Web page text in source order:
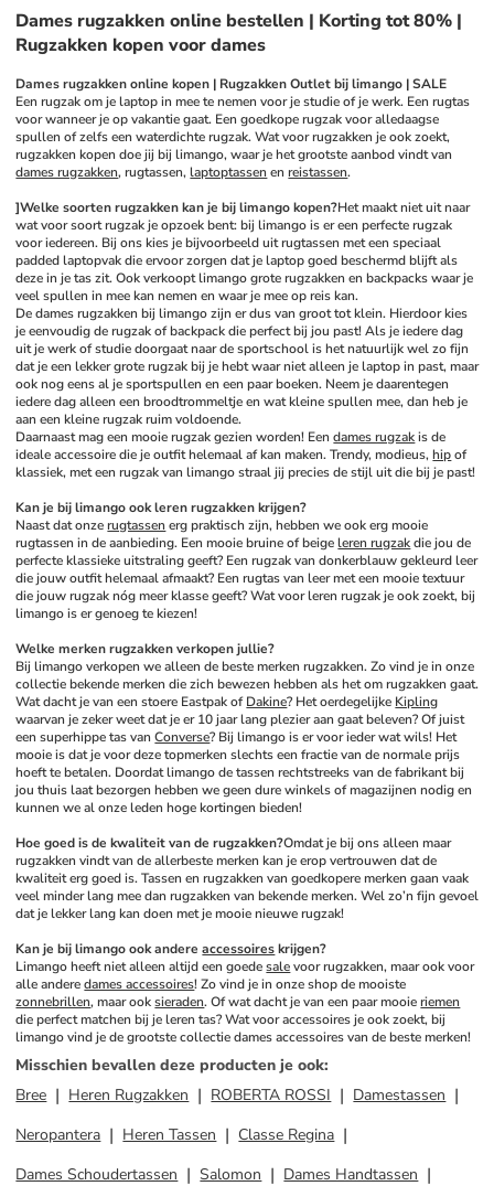
Dames rugzakken online bestellen | Korting tot 80% |
Rugzakken kopen voor dames
Dames rugzakken online kopen | Rugzakken Outlet bij limango | SALE
Een rugzak om je laptop in mee te nemen voor je studie of je werk. Een rugtas
voor wanneer je op vakantie gaat. Een goedkope rugzak voor alledaagse
spullen of zelfs een waterdichte rugzak. Wat voor rugzakken je ook zoekt,
dames rugzakken, rugtassen, laptoptassen en reistassen.
]Welke soorten rugzakken kan je bij limango kopen?Het maakt niet uit naar
wat voor soort rugzak je opzoek bent: bij limango is er een perfecte rugzak
voor iedereen. Bij ons kies je bijvoorbeeld uit rugtassen met een speciaal
padded laptopvak die ervoor zorgen dat je laptop goed beschermd blijft als
deze in je tas zit. Ook verkoopt limango grote rugzakken en backpacks waar je
veel spullen in mee kan nemen en waar je mee op reis kan.
De dames rugzakken bij limango zijn er dus van groot tot klein. Hierdoor kies
je eenvoudig de rugzak of backpack die perfect bij jou past! Als je iedere dag
uit je werk of studie doorgaat naar de sportschool is het natuurlijk wel zo fijn
dat je een lekker grote rugzak bij je hebt waar niet alleen je laptop in past, maar
ook nog eens al je sportspullen en een paar boeken. Neem je daarentegen
iedere dag alleen een broodtrommeltje en wat kleine spullen mee, dan heb je
aan een kleine rugzak ruim voldoende.
Daarnaast mag een mooie rugzak gezien worden! Een dames rugzak is de
ideale accessoire die je outfit helemaal af kan maken. Trendy, modieus, hip of
klassiek, met een rugzak van limango straal jij precies de stijl uit die bij je past!
Kan je bij limango ook leren rugzakken krijgen?
Naast dat onze rugtassen erg praktisch zijn, hebben we ook erg mooie
rugtassen in de aanbieding. Een mooie bruine of beige leren rugzak die jou de
perfecte klassieke uitstraling geeft? Een rugzak van donkerblauw gekleurd leer
die jouw outfit helemaal afmaakt? Een rugtas van leer met een mooie textuur
die jouw rugzak nóg meer klasse geeft? Wat voor leren rugzak je ook zoekt, bij
limango is er genoeg te kiezen!
Welke merken rugzakken verkopen jullie?
Bij limango verkopen we alleen de beste merken rugzakken. Zo vind je in onze
collectie bekende merken die zich bewezen hebben als het om rugzakken gaat.
Wat dacht je van een stoere Eastpak of Dakine? Het oerdegelijke Kipling
waarvan je zeker weet dat je er 10 jaar lang plezier aan gaat beleven? Of juist
een superhippe tas van Converse? Bij limango is er voor ieder wat wils! Het
mooie is dat je voor deze topmerken slechts een fractie van de normale prijs
hoeft te betalen. Doordat limango de tassen rechtstreeks van de fabrikant bij
jou thuis laat bezorgen hebben we geen dure winkels of magazijnen nodig en
kunnen we al onze leden hoge kortingen bieden!
Hoe goed is de kwaliteit van de rugzakken?Omdat je bij ons alleen maar
rugzakken vindt van de allerbeste merken kan je erop vertrouwen dat de
kwaliteit erg goed is. Tassen en rugzakken van goedkopere merken gaan vaak
veel minder lang mee dan rugzakken van bekende merken. Wel zo’n fijn gevoel
dat je lekker lang kan doen met je mooie nieuwe rugzak!
Kan je bij limango ook andere accessoires krijgen?
Limango heeft niet alleen altijd een goede sale voor rugzakken, maar ook voor
alle andere dames accessoires
zonnebrillen, maar ook sieraden. Of wat dacht je van een paar mooie riemen
die perfect matchen bij je leren tas? Wat voor accessoires je ook zoekt, bij
limango vind je de grootste collectie dames accessoires van de beste merken!
Misschien bevallen deze producten je ook:
Bree
Heren Rugzakken ROBERTA ROSSI
Damestassen
Neropantera
Heren Tassen
Classe Regina
Dames Schoudertassen
Salomon
Dames Handtassen